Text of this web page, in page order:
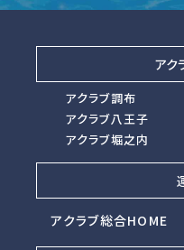
アク
アクラブ調布
アクラブ八王子
アクラブ堀之内
アクラブ総合HOME